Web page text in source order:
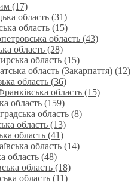
(17)
область (31)
область‎ (15)
область‎ (43)
область (28)
область (15)
область (Закарпаття) (12)
область (36)
область (15)
область (159)
область (8)
область‎ (13)
область‎ (41)
область‎ (14)
область‎ (48)
область (18)
область‎ (11)